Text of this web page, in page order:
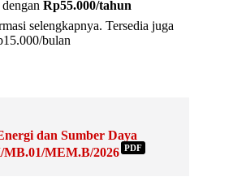
Rp55.000/tahun
selengkapnya. Tersedia juga
bulan
dan Sumber Daya
MEM.B/2026 PDF